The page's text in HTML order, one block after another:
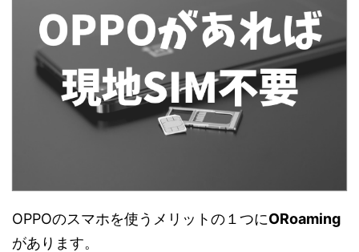
OPPOのスマホを使うメリットの１つにORoaming
があります。